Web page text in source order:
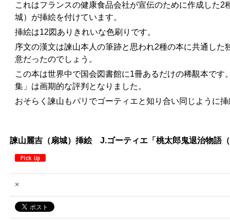
これはフランスの健康食品会社が宣伝のために作成した
城）が挿絵を付けています。
挿絵は12図ありきれいな色刷りです。
序文の漢文は諫山本人の筆跡と思われ2種の本に共通し
意だったのでしょう。
この本は世界中で国会図書館に1冊あるだけの稀覯本で
集」は画期的な評判となりました。
おそらく諫山もパリでゴーティエと知り合い同じように
諫山麗吉（扇城）挿絵 J.ゴーティエ「桃太郎鬼退治物語
×